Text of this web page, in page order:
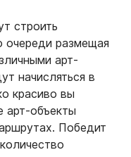
строить
очереди размещая
арт-
начисляться в
красиво вы
арт-объекты
Победит